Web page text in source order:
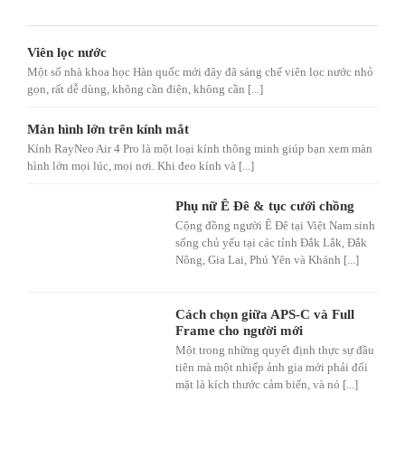
Viên lọc nước
Một số nhà khoa học Hàn quốc mới đây đã sáng chế viên lọc nước nhỏ
gọn, rất dễ dùng, không cần điện, không cần [...]
Màn hình lớn trên kính mắt
Kính RayNeo Air 4 Pro là một loại kính thông minh giúp bạn xem màn
hình lớn mọi lúc, mọi nơi. Khi đeo kính và [...]
Phụ nữ Ê Đê & tục cưới chồng
Cộng đồng người Ê Đê tại Việt Nam sinh
sống chủ yếu tại các tỉnh Đắk Lắk, Đắk
Nông, Gia Lai, Phú Yên và Khánh [...]
Cách chọn giữa APS-C và Full
Frame cho người mới
Một trong những quyết định thực sự đầu
tiên mà một nhiếp ảnh gia mới phải đối
mặt là kích thước cảm biến, và nó [...]